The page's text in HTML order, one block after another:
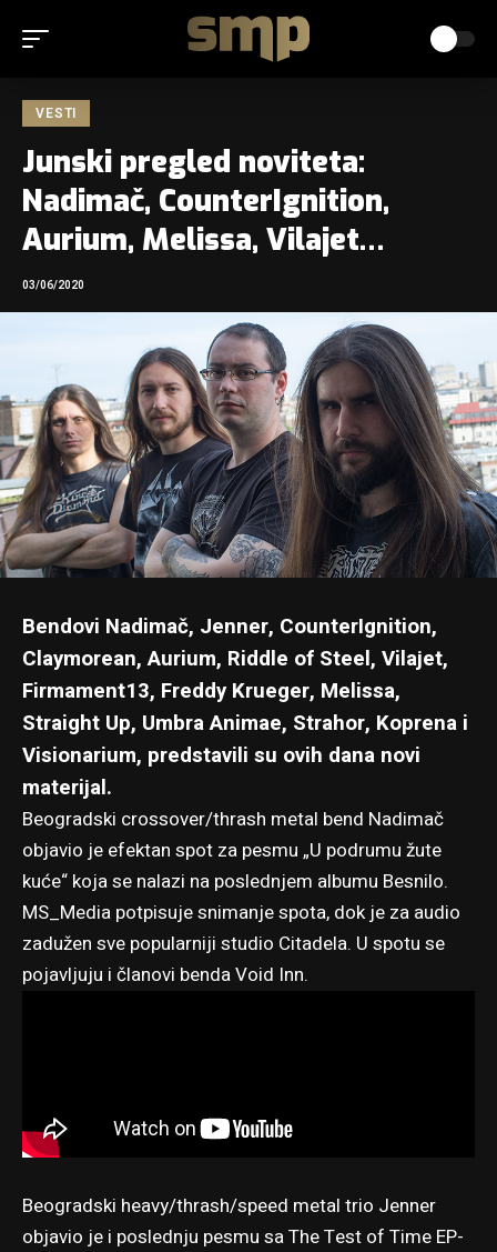
VESTI
Junski pregled noviteta:
Nadimač, CounterIgnition,
Aurium, Melissa, Vilajet…
03/06/2020
Bendovi Nadimač, Jenner, CounterIgnition,
Claymorean, Aurium, Riddle of Steel, Vilajet,
Firmament13, Freddy Krueger, Melissa,
Straight Up, Umbra Animae, Strahor, Koprena i
Visionarium, predstavili su ovih dana novi
materijal.
Beogradski crossover/thrash metal bend Nadimač
objavio je efektan spot za pesmu „U podrumu žute
kuće“ koja se nalazi na poslednjem albumu Besnilo.
MS_Media potpisuje snimanje spota, dok je za audio
zadužen sve popularniji studio Citadela. U spotu se
pojavljuju i članovi benda Void Inn.
Beogradski heavy/thrash/speed metal trio Jenner
objavio je i poslednju pesmu saThe Test of Time EP-